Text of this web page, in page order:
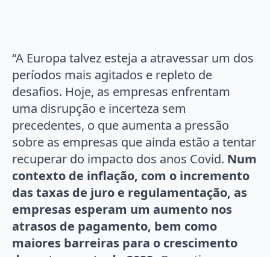
“A Europa talvez esteja a atravessar um dos
períodos mais agitados e repleto de
desafios. Hoje, as empresas enfrentam
uma disrupção e incerteza sem
precedentes, o que aumenta a pressão
sobre as empresas que ainda estão a tentar
recuperar do impacto dos anos Covid. Num
contexto de inflação, com o incremento
das taxas de juro e regulamentação, as
empresas esperam um aumento nos
atrasos de pagamento, bem como
maiores barreiras para o crescimento